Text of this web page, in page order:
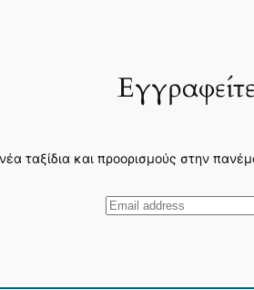
ταξίδια και προορισμούς στην